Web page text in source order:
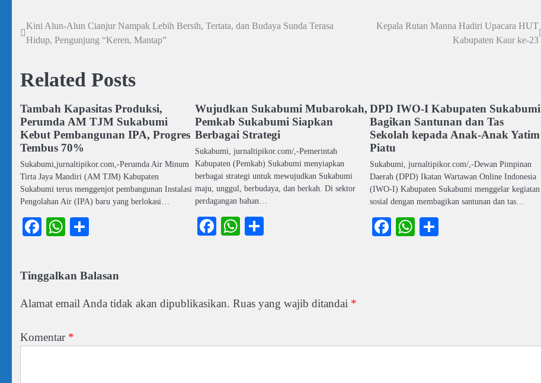
Navigasi
Kini Alun-Alun Cianjur Nampak Lebih Bersih, Tertata, dan Budaya Sunda Terasa
Hidup, Pengunjung “Keren, Mantap”
Kepala Rutan Manna Hadiri Upacara HUT
Kabupaten Kaur ke-23
Related Posts
Tambah Kapasitas Produksi,
Perumda AM TJM Sukabumi
Kebut Pembangunan IPA, Progres
Tembus 70%
Sukabumi,jurnaltipikor.com,-Perumda Air Minum
Tirta Jaya Mandiri (AM TJM) Kabupaten
Sukabumi terus menggenjot pembangunan Instalasi
Pengolahan Air (IPA) baru yang berlokasi…
Facebook
WhatsApp
Wujudkan Sukabumi Mubarokah,
Pemkab Sukabumi Siapkan
Berbagai Strategi
Sukabumi, jurnaltipikor.com/,-Pemerintah
Kabupaten (Pemkab) Sukabumi menyiapkan
berbagai strategi untuk mewujudkan Sukabumi
maju, unggul, berbudaya, dan berkah. Di sektor
perdagangan bahan…
Facebook
WhatsApp
DPD IWO-I Kabupaten Sukabumi
Bagikan Santunan dan Tas
Sekolah kepada Anak-Anak Yatim
Piatu
Sukabumi, jurnaltipikor.com/,-Dewan Pimpinan
Daerah (DPD) Ikatan Wartawan Online Indonesia
(IWO-I) Kabupaten Sukabumi menggelar kegiatan
sosial dengan membagikan santunan dan tas…
Facebook
WhatsApp
Tinggalkan Balasan
Alamat email Anda tidak akan dipublikasikan. Ruas yang wajib ditandai *
Komentar *